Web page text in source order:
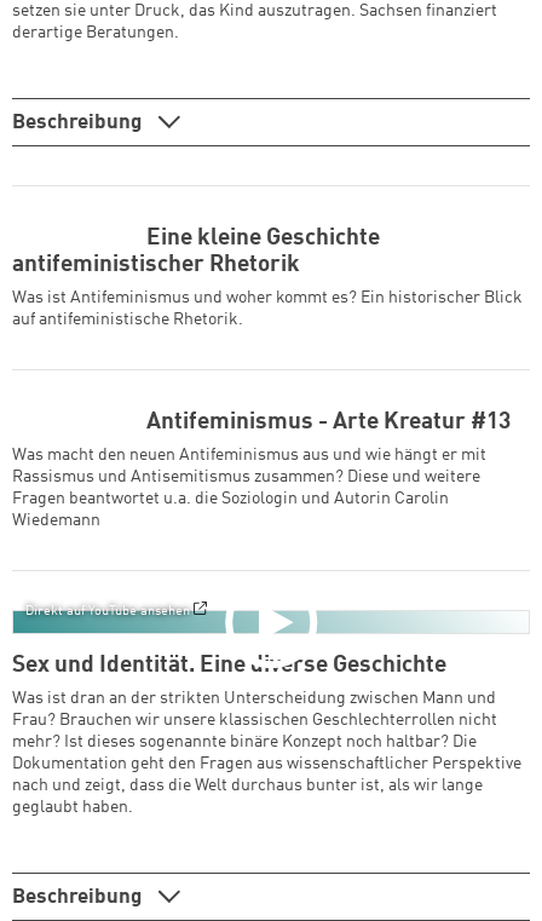
setzen sie unter Druck, das Kind auszutragen. Sachsen finanziert
derartige Beratungen.
Beschreibung
Eine kleine Geschichte
antifeministischer Rhetorik
Was ist Antifeminismus und woher kommt es? Ein historischer Blick
auf antifeministische Rhetorik.
Antifeminismus - Arte Kreatur #13
Was macht den neuen Antifeminismus aus und wie hängt er mit
Rassismus und Antisemitismus zusammen? Diese und weitere
Fragen beantwortet u.a. die Soziologin und Autorin Carolin
Wiedemann
Direkt auf YouTube ansehen
Sex und Identität. Eine diverse Geschichte
Was ist dran an der strikten Unterscheidung zwischen Mann und
Frau? Brauchen wir unsere klassischen Geschlechterrollen nicht
mehr? Ist dieses sogenannte binäre Konzept noch haltbar? Die
Dokumentation geht den Fragen aus wissenschaftlicher Perspektive
nach und zeigt, dass die Welt durchaus bunter ist, als wir lange
geglaubt haben.
Beschreibung